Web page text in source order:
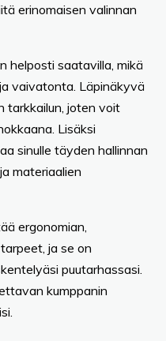
erinomaisen valinnan
helposti saatavilla, mikä
vaivatonta. Läpinäkyvä
tarkkailun, joten voit
Lisäksi
sinulle täyden hallinnan
materiaalien
ergonomian,
ja se on
puutarhassasi.
kumppanin